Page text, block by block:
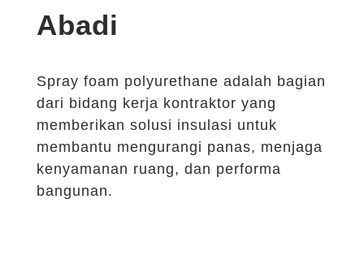
Abadi
Spray foam polyurethane adalah bagian
dari bidang kerja kontraktor yang
memberikan solusi insulasi untuk
membantu mengurangi panas, menjaga
kenyamanan ruang, dan performa
bangunan.